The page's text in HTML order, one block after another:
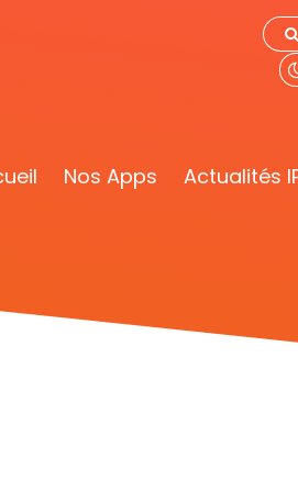
Nos Apps Actualités